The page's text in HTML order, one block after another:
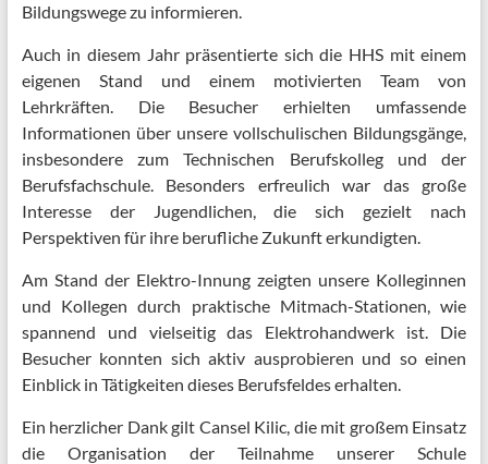
Bildungswege zu informieren.
Auch in diesem Jahr präsentierte sich die HHS mit einem
eigenen Stand und einem motivierten Team von
Lehrkräften. Die Besucher erhielten umfassende
Informationen über unsere vollschulischen Bildungsgänge,
insbesondere zum Technischen Berufskolleg und der
Berufsfachschule. Besonders erfreulich war das große
Interesse der Jugendlichen, die sich gezielt nach
Perspektiven für ihre berufliche Zukunft erkundigten.
Am Stand der Elektro-Innung zeigten unsere Kolleginnen
und Kollegen durch praktische Mitmach-Stationen, wie
spannend und vielseitig das Elektrohandwerk ist. Die
Besucher konnten sich aktiv ausprobieren und so einen
Einblick in Tätigkeiten dieses Berufsfeldes erhalten.
Ein herzlicher Dank gilt Cansel Kilic, die mit großem Einsatz
die Organisation der Teilnahme unserer Schule